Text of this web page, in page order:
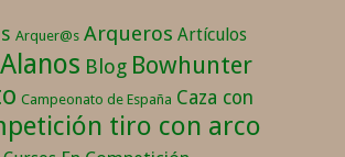
Arquer@s Arqueros Artículos
Blog Bowhunter
Campeonato de España Caza con
tiro con arco